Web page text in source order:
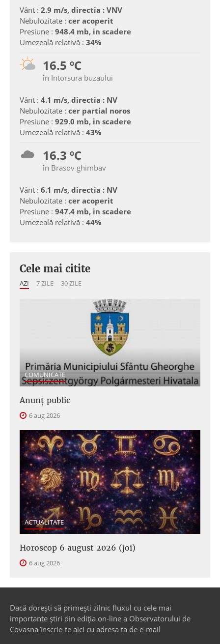
Vânt : 2.9 m/s, directia : VNV
Nebulozitate : cer acoperit
Presiune : 948.4 mb, in scadere
Umezeală relativă : 34%
16.5 ºC
în Intorsura buzaului
Vânt : 4.1 m/s, directia : NV
Nebulozitate : cer partial noros
Presiune : 929.0 mb, in scadere
Umezeală relativă : 43%
16.3 ºC
în Brasov ghimbav
Vânt : 6.1 m/s, directia : NV
Nebulozitate : cer acoperit
Presiune : 947.4 mb, in scadere
Umezeală relativă : 44%
Cele mai citite
AZI 7 ZILE 30 ZILE
COMUNICATE
Anunţ public
6 aug 2026
ACTUALITATE
Horoscop 6 august 2026 (joi)
6 aug 2026
Dacă dorești să primești zilnic fluxul cu cele mai
importante știri din ediția on-line a Observatorului de
Covasna înscrie-te aici cu adresa ta de e-mail